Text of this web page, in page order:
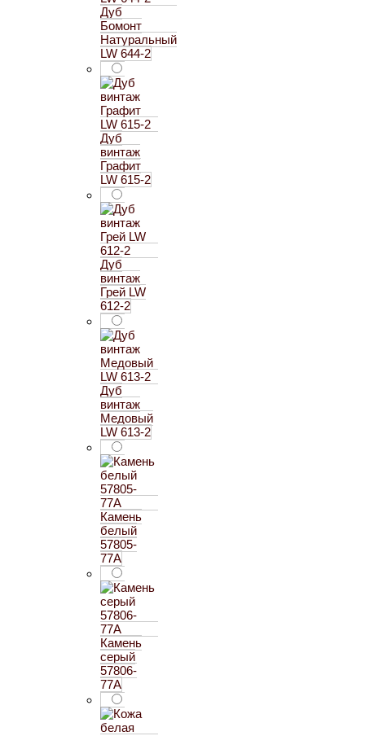
Дуб
Бомонт
Натуральный
LW 644-2
Дуб
винтаж
Графит
LW 615-2
Дуб
винтаж
Грей LW
612-2
Дуб
винтаж
Медовый
LW 613-2
Камень
белый
57805-
77А
Камень
серый
57806-
77А